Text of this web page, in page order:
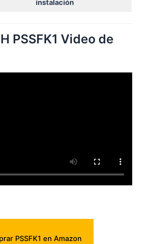
instalación
PSSFK1 Video de
PSSFK1 en Amazon